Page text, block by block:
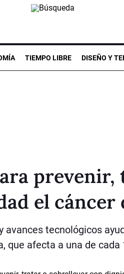
TIEMPO LIBRE DISEÑO Y
el cáncer
tecnológicos
que afecta a una de cada